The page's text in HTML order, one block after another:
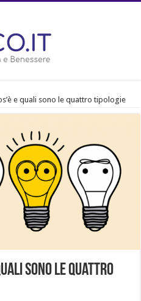
e quali sono le quattro tipologie
sono le quattro